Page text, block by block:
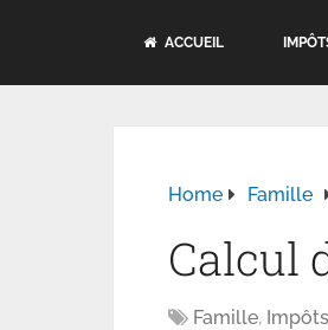
ACCUEIL
Home Famille
Calcul
Famille,